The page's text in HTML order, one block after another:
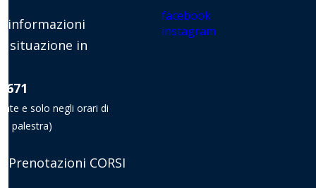
informazioni
situazione in
671
e solo negli orari di
palestra)
Prenotazioni CORSI
facebook
instagram